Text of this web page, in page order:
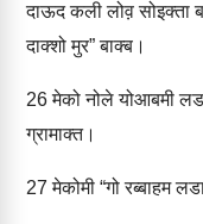
दाऊद कली लोव़ सोइक्‍ता
दाक्‍शो मुर” बाक्‍ब।
26मेको नोले योआबमी
ग्रामाक्‍त।
27 मेकोमी “गो रब्‍बाहम